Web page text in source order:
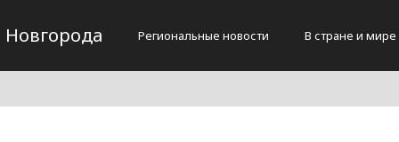
Региональные новости В стране и мире